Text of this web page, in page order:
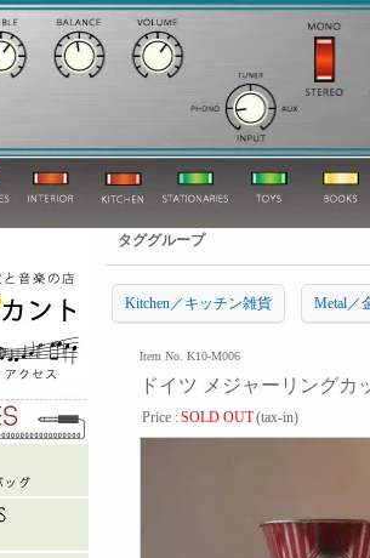
タググループ
Kitchen／キッチン雑貨 Metal／
Item No. K10-M006
ドイツ メジャーリングカ
Price :SOLD OUT(tax-in)